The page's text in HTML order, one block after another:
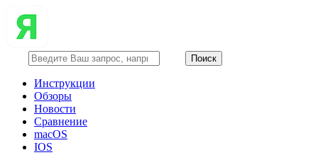
Инструкции
Обзоры
Новости
Сравнение
macOS
IOS